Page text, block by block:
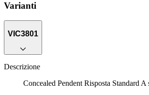
Varianti
VIC3801
Descrizione
Concealed Pendent Risposta Standard